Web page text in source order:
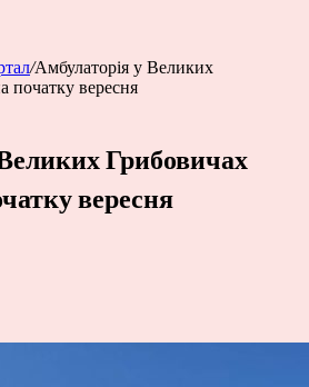
/Амбулаторія у Великих
початку вересня
Грибовичах
вересня